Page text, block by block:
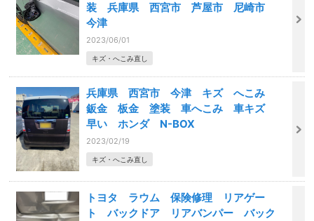
装 兵庫県 西宮市 芦屋市 尼崎市
今津
2023/06/01
キズ・へこみ直し
兵庫県 西宮市 今津 キズ へこみ
鈑金 板金 塗装 車へこみ 車キズ
早い ホンダ N-BOX
2023/02/19
キズ・へこみ直し
トヨタ ラウム 保険修理 リアゲー
ト バックドア リアバンパー バック